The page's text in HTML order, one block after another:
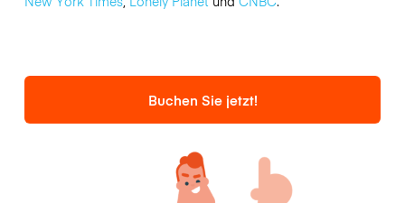
Buchen Sie jetzt!